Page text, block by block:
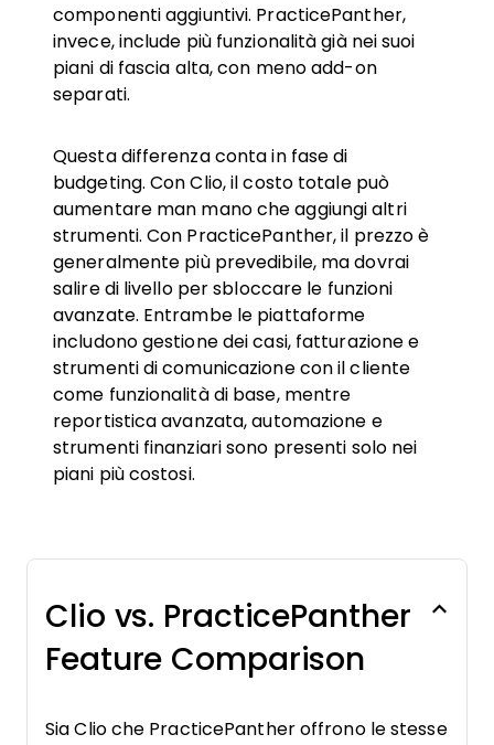
componenti aggiuntivi. PracticePanther,
invece, include più funzionalità già nei suoi
piani di fascia alta, con meno add-on
separati.
Questa differenza conta in fase di
budgeting. Con Clio, il costo totale può
aumentare man mano che aggiungi altri
strumenti. Con PracticePanther, il prezzo è
generalmente più prevedibile, ma dovrai
salire di livello per sbloccare le funzioni
avanzate. Entrambe le piattaforme
includono gestione dei casi, fatturazione e
strumenti di comunicazione con il cliente
come funzionalità di base, mentre
reportistica avanzata, automazione e
strumenti finanziari sono presenti solo nei
piani più costosi.
Clio vs. PracticePanther
Feature Comparison
Sia Clio che PracticePanther offrono le stesse